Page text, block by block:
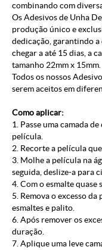
combinando com
Os Adesivos de Unha
produção único e
dedicação, garantindo
chegar a até 15 dias, a
tamanho 22mm x 15mm.
Todos os nossos
serem aceitos em
Como aplicar:
1. Passe uma camada
película.
2. Recorte a película
3. Molhe a película na
seguida, deslize-a para
4. Com o esmalte quase
5. Remova o excesso
esmaltes e palito.
6. Após remover os
duração.
7. Aplique uma leve